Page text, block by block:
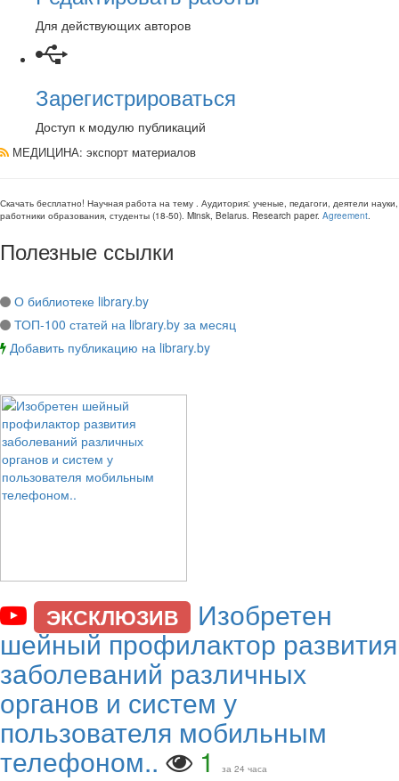
Для действующих авторов
Зарегистрироваться
Доступ к модулю публикаций
МЕДИЦИНА: экспорт материалов
Скачать бесплатно! Научная работа на тему . Аудитория: ученые, педагоги, деятели науки,
работники образования, студенты (18-50). Minsk, Belarus. Research paper. Agreement.
Полезные ссылки
О библиотеке library.by
ТОП-100 статей на library.by за месяц
Добавить публикацию на library.by
ЭКСКЛЮЗИВ Изобретен
шейный профилактор развития
заболеваний различных
органов и систем у
пользователя мобильным
телефоном.. 1 за 24 часа